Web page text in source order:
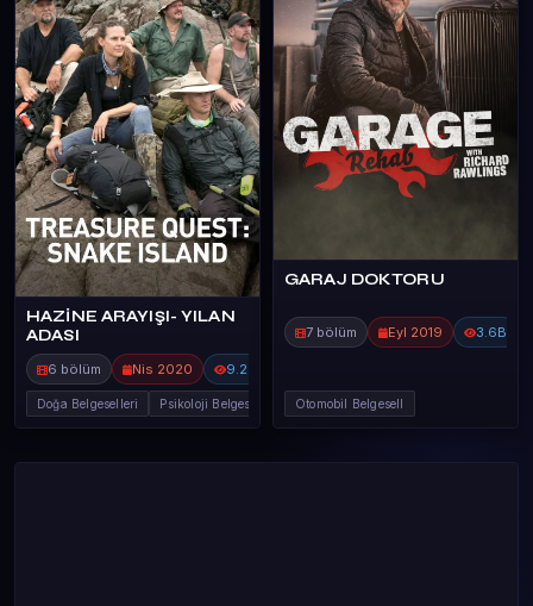
HAZİNE ARAYIŞI- YILAN
ADASI
6 bölüm Nis 2020 9.2B
Doğa Belgeselleri Psikoloji Belgesel
GARAJ DOKTORU
7 bölüm Eyl 2019 3.6B
Otomobil Belgesell